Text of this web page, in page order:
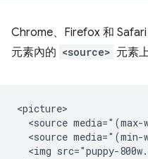
Chrome、Firefox 和
元素內的 <source> 元素
<picture>
<source
<source
<img src="puppy-